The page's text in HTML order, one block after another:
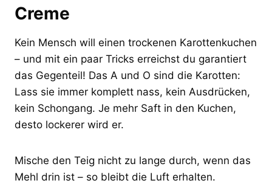
Creme
Kein Mensch will einen trockenen Karottenkuchen
– und mit ein paar Tricks erreichst du garantiert
das Gegenteil! Das A und O sind die Karotten:
Lass sie immer komplett nass, kein Ausdrücken,
kein Schongang. Je mehr Saft in den Kuchen,
desto lockerer wird er.
Mische den Teig nicht zu lange durch, wenn das
Mehl drin ist – so bleibt die Luft erhalten.